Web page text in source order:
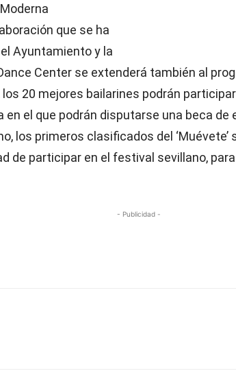
que se ha
Ayuntamiento y la
Center se extenderá también al
20 mejores bailarines podrán
en el que podrán disputarse una beca
los primeros clasificados del ‘Muévete’
de participar en el festival sevillano,
- Publicidad -